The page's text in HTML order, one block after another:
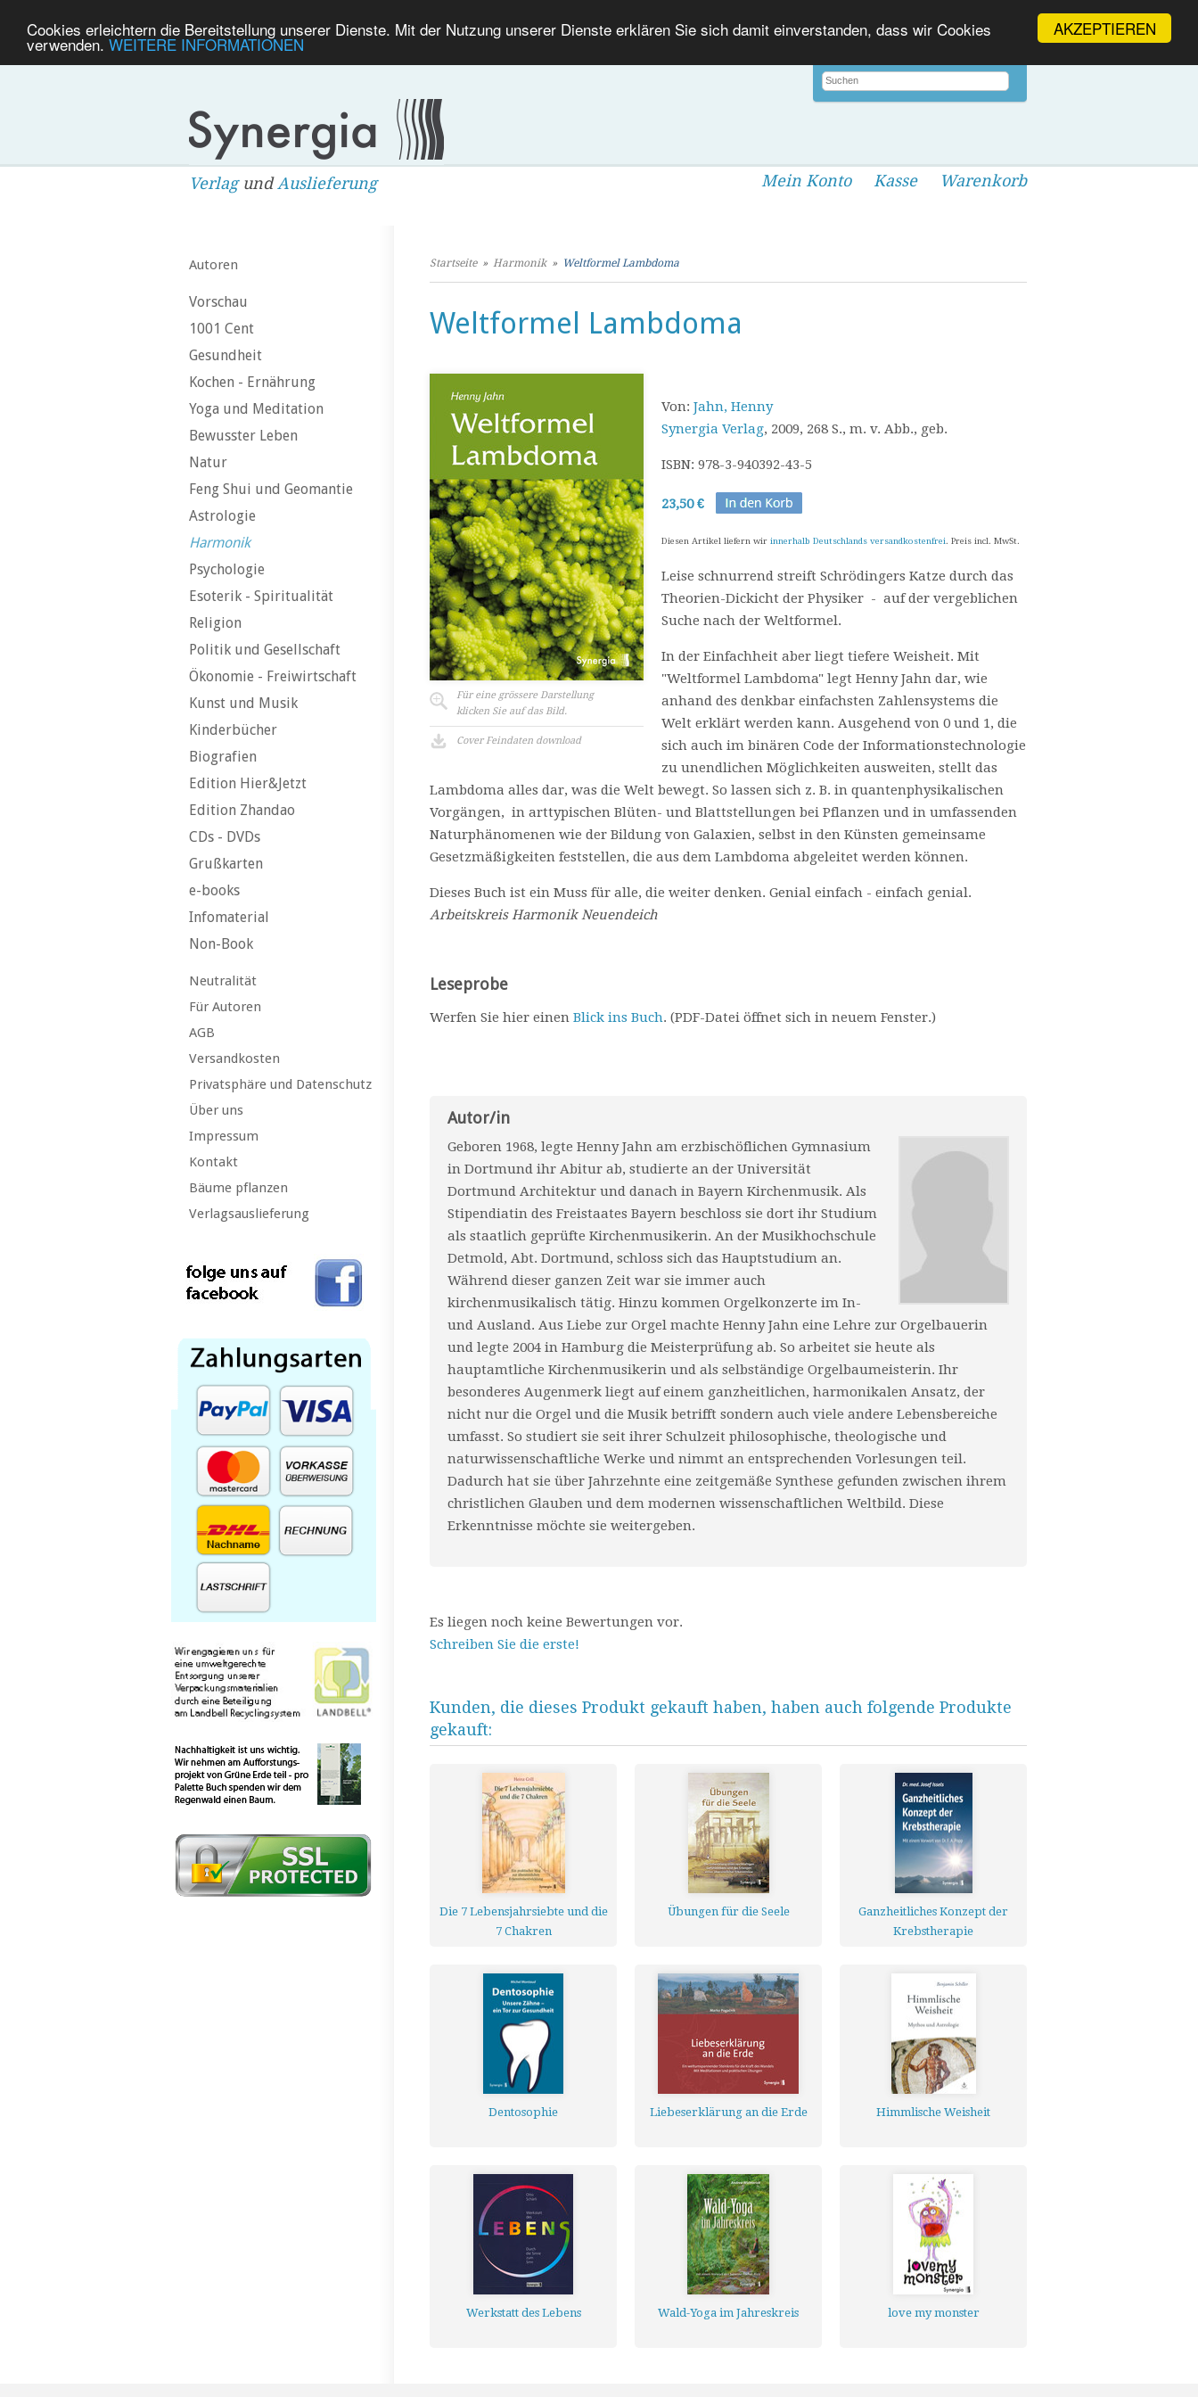
AKZEPTIEREN
Cookies erleichtern die Bereitstellung unserer Dienste. Mit der Nutzung unserer Dienste erklären Sie sich damit einverstanden, dass wir Cookies
verwenden. WEITERE INFORMATIONEN
VerlagundAuslieferung Mein Konto Kasse Warenkorb
Autoren
Vorschau
1001 Cent
Gesundheit
Kochen - Ernährung
Yoga und Meditation
Bewusster Leben
Natur
Feng Shui und Geomantie
Astrologie
Harmonik
Psychologie
Esoterik - Spiritualität
Religion
Politik und Gesellschaft
Ökonomie - Freiwirtschaft
Kunst und Musik
Kinderbücher
Biografien
Edition Hier&Jetzt
Edition Zhandao
CDs - DVDs
Grußkarten
e-books
Infomaterial
Non-Book
Neutralität
Für Autoren
AGB
Versandkosten
Privatsphäre und Datenschutz
Über uns
Impressum
Kontakt
Bäume pflanzen
Verlagsauslieferung
Startseite» Harmonik» Weltformel Lambdoma
Weltformel Lambdoma
Für eine grössere Darstellung
klicken Sie auf das Bild.
Cover Feindaten download
Von: Jahn, Henny
Synergia Verlag, 2009, 268 S., m. v. Abb., geb.
ISBN: 978-3-940392-43-5
23,50 €
Diesen Artikel liefern wir innerhalb Deutschlands versandkostenfrei. Preis incl. MwSt.
Leise schnurrend streift Schrödingers Katze durch das
Theorien-Dickicht der Physiker - auf der vergeblichen
Suche nach der Weltformel.
In der Einfachheit aber liegt tiefere Weisheit. Mit
"Weltformel Lambdoma" legt Henny Jahn dar, wie
anhand des denkbar einfachsten Zahlensystems die
Welt erklärt werden kann. Ausgehend von 0 und 1, die
sich auch im binären Code der Informationstechnologie
zu unendlichen Möglichkeiten ausweiten, stellt das
Lambdoma alles dar, was die Welt bewegt. So lassen sich z. B. in quantenphysikalischen
Vorgängen, in arttypischen Blüten- und Blattstellungen bei Pflanzen und in umfassenden
Naturphänomenen wie der Bildung von Galaxien, selbst in den Künsten gemeinsame
Gesetzmäßigkeiten feststellen, die aus dem Lambdoma abgeleitet werden können.
Dieses Buch ist ein Muss für alle, die weiter denken. Genial einfach - einfach genial.
Arbeitskreis Harmonik Neuendeich
Leseprobe
Werfen Sie hier einen Blick ins Buch. (PDF-Datei öffnet sich in neuem Fenster.)
Autor/in
Geboren 1968, legte Henny Jahn am erzbischöflichen Gymnasium
in Dortmund ihr Abitur ab, studierte an der Universität
Dortmund Architektur und danach in Bayern Kirchenmusik. Als
Stipendiatin des Freistaates Bayern beschloss sie dort ihr Studium
als staatlich geprüfte Kirchenmusikerin. An der Musikhochschule
Detmold, Abt. Dortmund, schloss sich das Hauptstudium an.
Während dieser ganzen Zeit war sie immer auch
kirchenmusikalisch tätig. Hinzu kommen Orgelkonzerte im In-
und Ausland. Aus Liebe zur Orgel machte Henny Jahn eine Lehre zur Orgelbauerin
und legte 2004 in Hamburg die Meisterprüfung ab. So arbeitet sie heute als
hauptamtliche Kirchenmusikerin und als selbständige Orgelbaumeisterin. Ihr
besonderes Augenmerk liegt auf einem ganzheitlichen, harmonikalen Ansatz, der
nicht nur die Orgel und die Musik betrifft sondern auch viele andere Lebensbereiche
umfasst. So studiert sie seit ihrer Schulzeit philosophische, theologische und
naturwissenschaftliche Werke und nimmt an entsprechenden Vorlesungen teil.
Dadurch hat sie über Jahrzehnte eine zeitgemäße Synthese gefunden zwischen ihrem
christlichen Glauben und dem modernen wissenschaftlichen Weltbild. Diese
Erkenntnisse möchte sie weitergeben.
Es liegen noch keine Bewertungen vor.
Schreiben Sie die erste!
Kunden, die dieses Produkt gekauft haben, haben auch folgende Produkte
gekauft:
Die 7 Lebensjahrsiebte und die
7 Chakren
Übungen für die Seele
Ganzheitliches Konzept der
Krebstherapie
Dentosophie Liebeserklärung an die Erde Himmlische Weisheit
Werkstatt des Lebens Wald-Yoga im Jahreskreis love my monster